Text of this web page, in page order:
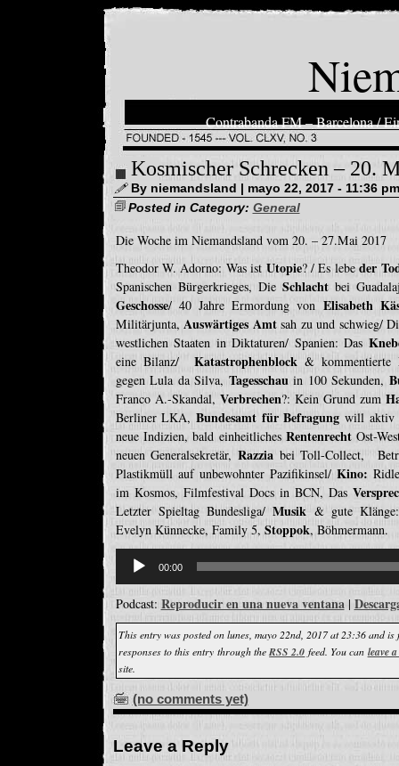
Contrabanda FM – Barcelona /
Kosmischer Schrecken – 20.
By niemandsland | mayo 22, 2017 - 11:36 pm
Posted in Category: General
Die Woche im Niemandsland vom 20. – 27.Mai 2017
Theodor W. Adorno: Was ist Utopie? / Es lebeder
Spanischen Bürgerkrieges, Die Schlachtbei
Geschosse/ 40 Jahre Ermordung von Elisabeth
Militärjunta, Auswärtiges Amtsah zu und schwieg/
westlichen Staaten in Diktaturen/ Spanien: Das
eine Bilanz/ Katastrophenblock& kommentierte
gegen Lula da Silva, Tagesschauin 100 Sekunden,
Franco A.-Skandal, Verbrechen?: Kein Grund zum
Berliner LKA, Bundesamt für Befragung will aktiv
neue Indizien, bald einheitliches RentenrechtOst-
neuen Generalsekretär, Razziabei Toll-Collect,
Plastikmüll auf unbewohnter Pazifikinsel/ Kino:
im Kosmos, Filmfestival Docs in BCN, Das
Letzter Spieltag Bundesliga/Musik & gute
Evelyn Künnecke, Family 5, Stoppok, Böhmermann.
audio
00:00
Podcast: Reproducir en una nueva ventana|
This entry was posted on lunes, mayo 22nd, 2017 at 23:36 and
responses to this entry through theRSS 2.0 feed. You can leave
site.
(no comments yet)
Leave a Reply